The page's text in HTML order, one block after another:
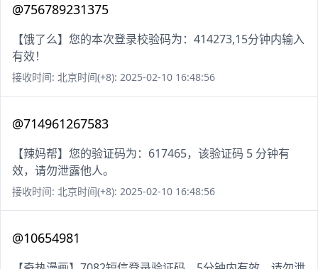
@756789231375
【饿了么】您的本次登录校验码为：414273,15分钟内输入
有效！
接收时间: 北京时间(+8): 2025-02-10 16:48:56
@714961267583
【辣妈帮】您的验证码为：617465，该验证码 5 分钟有
效，请勿泄露他人。
接收时间: 北京时间(+8): 2025-02-10 16:48:56
@10654981